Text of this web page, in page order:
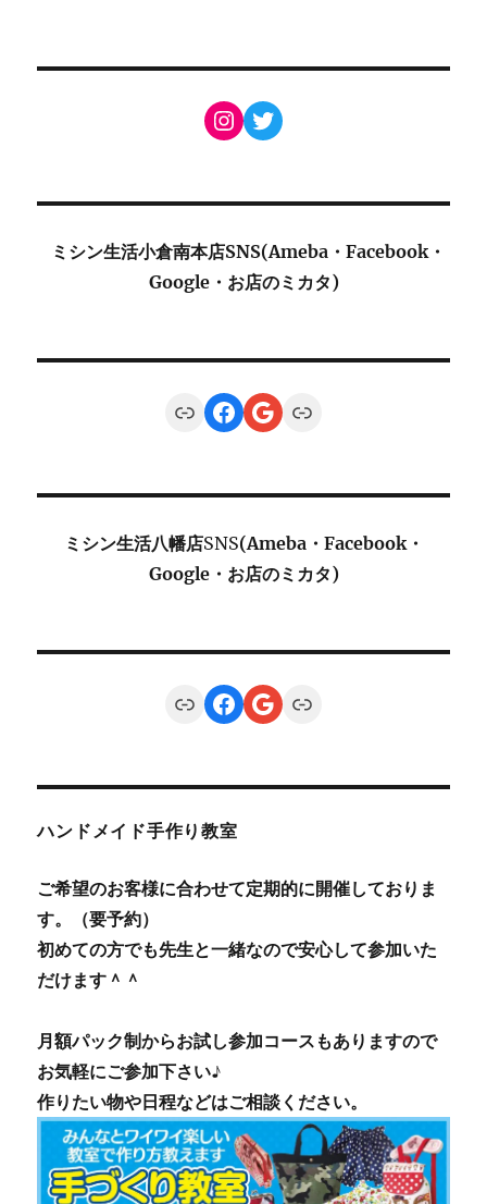
Instagram
Twitter
ミシン生活小倉南本店SNS(Ameba・Facebook・
Google・お店のミカタ)
LinkFacebook
Google
Link
ミシン生活八幡店SNS(Ameba・Facebook・
Google・お店のミカタ)
LinkFacebook
Google
Link
ハンドメイド手作り教室
ご希望のお客様に合わせて定期的に開催しておりま
す。（要予約）
初めての方でも先生と一緒なので安心して参加いた
だけます＾＾
月額パック制からお試し参加コースもありますので
お気軽にご参加下さい♪
作りたい物や日程などはご相談ください。